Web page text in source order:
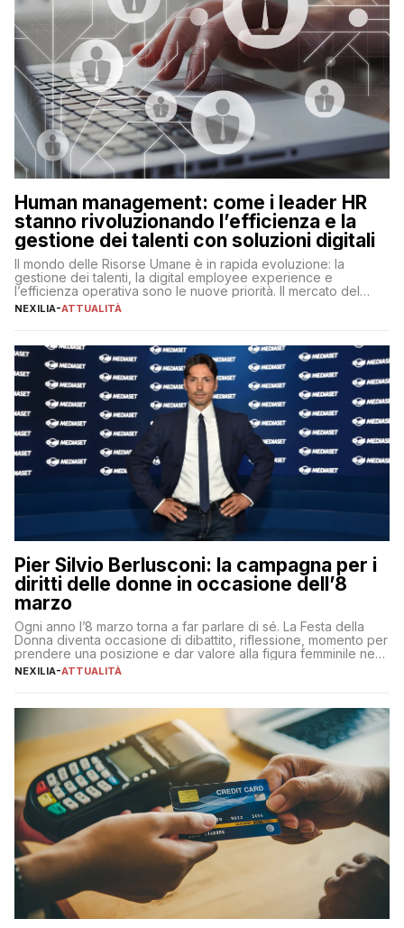
Human management: come i leader HR
stanno rivoluzionando l’efficienza e la
gestione dei talenti con soluzioni digitali
Il mondo delle Risorse Umane è in rapida evoluzione: la
gestione dei talenti, la digital employee experience e
l’efficienza operativa sono le nuove priorità. Il mercato del
lavoro, d’altra parte, è sempre più competitivo con una lotta
NEXILIA-ATTUALITÀ
Pier Silvio Berlusconi: la campagna per i
diritti delle donne in occasione dell’8
marzo
Ogni anno l’8 marzo torna a far parlare di sé. La Festa della
Donna diventa occasione di dibattito, riflessione, momento per
prendere una posizione e dar valore alla figura femminile nella
sua complessità e crucialità. A lanciare un messaggio “forte e
NEXILIA-ATTUALITÀ